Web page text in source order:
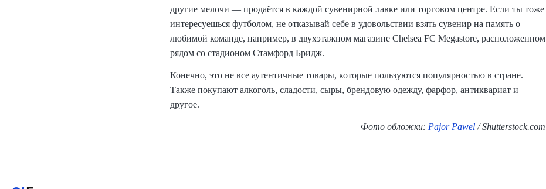
другие мелочи — продаётся в каждой сувенирной лавке или торговом центре. Если ты тоже
интересуешься футболом, не отказывай себе в удовольствии взять сувенир на память о
любимой команде, например, в двухэтажном магазине Chelsea FC Megastore, расположенном
рядом со стадионом Стамфорд Бридж.
Конечно, это не все аутентичные товары, которые пользуются популярностью в стране.
Также покупают алкоголь, сладости, сыры, брендовую одежду, фарфор, антиквариат и
другое.
Фото обложки: Pajor Pawel / Shutterstock.com